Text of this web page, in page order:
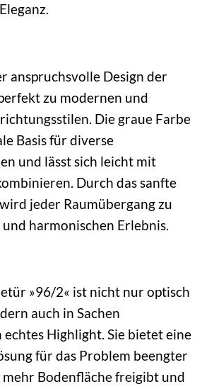
anspruchsvolle Design der
zu modernen und
Die graue Farbe
Basis für diverse
und lässt sich leicht mit
Durch das sanfte
jeder Raumübergang zu
harmonischen Erlebnis.
»96/2« ist nicht nur optisch
auch in Sachen
Highlight. Sie bietet eine
für das Problem beengter
mehr Bodenfläche freigibt und